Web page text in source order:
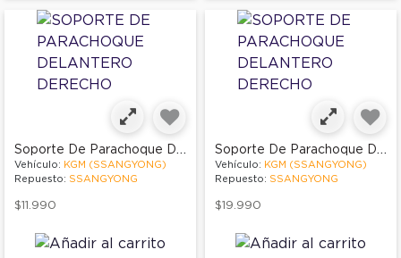
Soporte De Parachoque Delantero Derecho
Vehículo: KGM (SSANGYONG)
Repuesto: SSANGYONG
$11.990
Soporte De Parachoque Delantero Derecho
Vehículo: KGM (SSANGYONG)
Repuesto: SSANGYONG
$19.990